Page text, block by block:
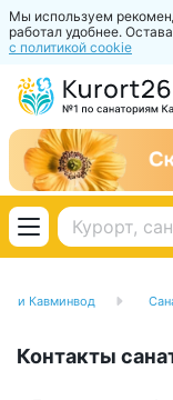
Мы используем
работал удобнее.
с политикой cookie
Кавминвод
Контакты